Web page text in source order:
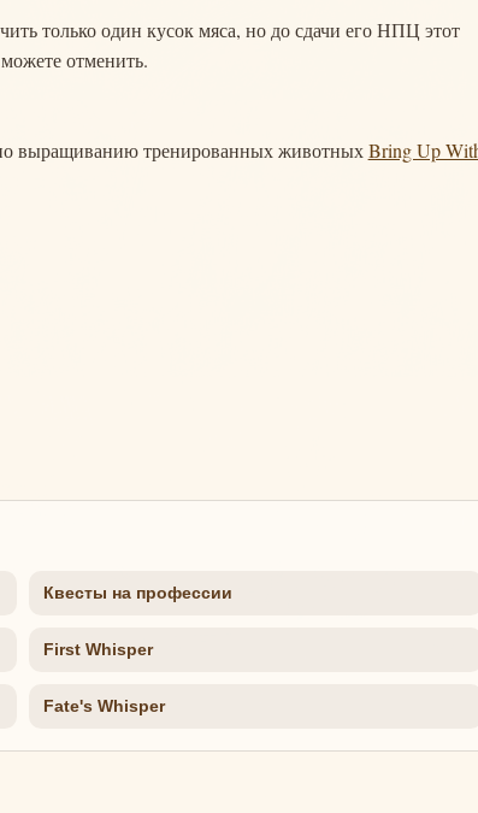
только один кусок мяса, но до сдачи его НПЦ этот
отменить.
выращиванию тренированных животныхBring Up
Квесты на профессии
First Whisper
Fate's Whisper